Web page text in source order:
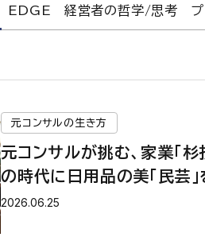
EDGE 経営者の哲学/思考
元コンサルの生き方
元コンサルが挑む、家業「
の時代に日用品の美「民芸
限会社折重 秋山崚悟様 イン
2026.06.25